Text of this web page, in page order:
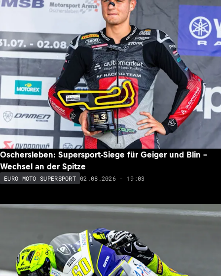
Oschersleben: Supersport-Siege für Geiger und Blin –
Wechsel an der Spitze
EURO MOTO SUPERSPORT 02.08.2026 - 19:03